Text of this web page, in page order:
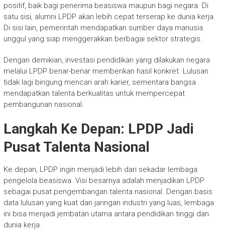
positif, baik bagi penerima beasiswa maupun bagi negara. Di
satu sisi, alumni LPDP akan lebih cepat terserap ke dunia kerja.
Di sisi lain, pemerintah mendapatkan sumber daya manusia
unggul yang siap menggerakkan berbagai sektor strategis.
Dengan demikian, investasi pendidikan yang dilakukan negara
melalui LPDP benar-benar memberikan hasil konkret. Lulusan
tidak lagi bingung mencari arah karier, sementara bangsa
mendapatkan talenta berkualitas untuk mempercepat
pembangunan nasional.
Langkah Ke Depan: LPDP Jadi
Pusat Talenta Nasional
Ke depan, LPDP ingin menjadi lebih dari sekadar lembaga
pengelola beasiswa. Visi besarnya adalah menjadikan LPDP
sebagai pusat pengembangan talenta nasional. Dengan basis
data lulusan yang kuat dan jaringan industri yang luas, lembaga
ini bisa menjadi jembatan utama antara pendidikan tinggi dan
dunia kerja.